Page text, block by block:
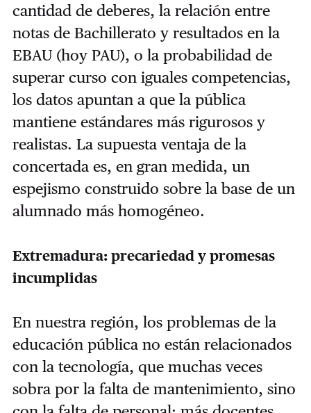
cantidad de deberes, la relación entre
notas de Bachillerato y resultados en la
EBAU (hoy PAU), o la probabilidad de
superar curso con iguales competencias,
los datos apuntan a que la pública
mantiene estándares más rigurosos y
realistas. La supuesta ventaja de la
concertada es, en gran medida, un
espejismo construido sobre la base de un
alumnado más homogéneo.
Extremadura: precariedad y promesas
incumplidas
En nuestra región, los problemas de la
educación pública no están relacionados
con la tecnología, que muchas veces
sobra por la falta de mantenimiento, sino